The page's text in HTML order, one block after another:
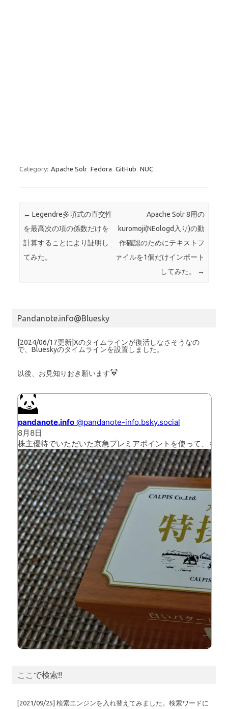
Category: Apache Solr Fedora GitHub NUC
Post navigation
← Legendre多項式の直交性
を最高次の項の係数だけを
計算することにより証明し
てみた。
Apache Solr 8用の
kuromoji(NEologd入り)の動
作確認のためにテキストフ
ァイルを1個だけインポート
してみた。
→
Pandanote.info@Bluesky
[2024/06/17更新]Xのタイムラインが復活しなさそうなの
で、Blueskyのタイムラインを設置しました。
以後、お見知りおき願います
ここで検索!!
[2021/09/25] 検索エンジンを入れ替えてみました。検索ワードに